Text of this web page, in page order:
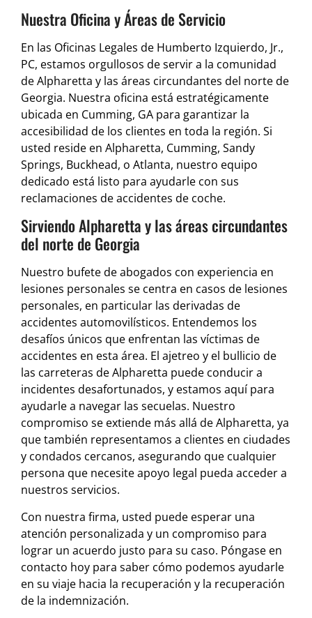
Nuestra Oficina y Áreas de Servicio
En las Oficinas Legales de Humberto Izquierdo, Jr.,
PC, estamos orgullosos de servir a la comunidad
de Alpharetta y las áreas circundantes del norte de
Georgia. Nuestra oficina está estratégicamente
ubicada en Cumming, GA para garantizar la
accesibilidad de los clientes en toda la región. Si
usted reside en Alpharetta, Cumming, Sandy
Springs, Buckhead, o Atlanta, nuestro equipo
dedicado está listo para ayudarle con sus
reclamaciones de accidentes de coche.
Sirviendo Alpharetta y las áreas circundantes
del norte de Georgia
Nuestro bufete de abogados con experiencia en
lesiones personales se centra en casos de lesiones
personales, en particular las derivadas de
accidentes automovilísticos. Entendemos los
desafíos únicos que enfrentan las víctimas de
accidentes en esta área. El ajetreo y el bullicio de
las carreteras de Alpharetta puede conducir a
incidentes desafortunados, y estamos aquí para
ayudarle a navegar las secuelas. Nuestro
compromiso se extiende más allá de Alpharetta, ya
que también representamos a clientes en ciudades
y condados cercanos, asegurando que cualquier
persona que necesite apoyo legal pueda acceder a
nuestros servicios.
Con nuestra firma, usted puede esperar una
atención personalizada y un compromiso para
lograr un acuerdo justo para su caso. Póngase en
contacto hoy para saber cómo podemos ayudarle
en su viaje hacia la recuperación y la recuperación
de la indemnización.